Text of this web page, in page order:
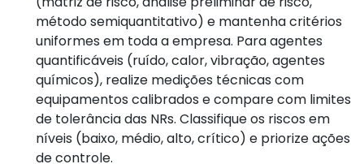
método semiquantitativo) e mantenha critérios
uniformes em toda a empresa. Para agentes
quantificáveis (ruído, calor, vibração, agentes
químicos), realize medições técnicas com
equipamentos calibrados e compare com limites
de tolerância das NRs. Classifique os riscos em
níveis (baixo, médio, alto, crítico) e priorize ações
de controle.